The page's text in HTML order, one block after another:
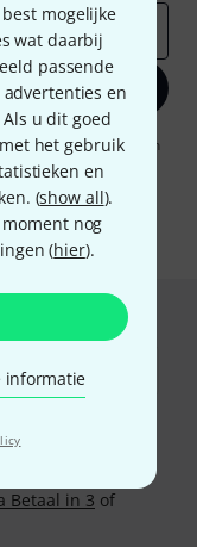
mogelijke
wat daarbij
passende
en
u dit goed
het gebruik
en
(show all).
nog
(hier).
informatie
met het ontvangen
afmelden. Meer
in onzerichtlijn
.
Betaal in 3 of